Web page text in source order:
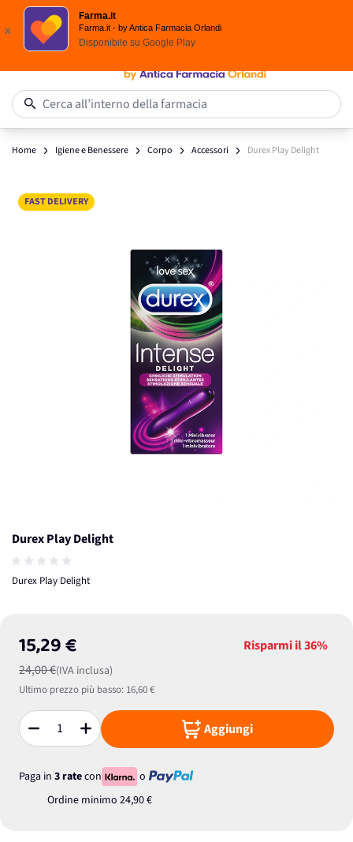
Spedizione
x
Farma.it
Farma.it - by Antica Farmacia Orlandi
Disponibile su Google Play
Salta al contenuto
Cerca all’interno della farmacia
Home Igiene e Benessere Corpo Accessori Durex Play Delight
FAST DELIVERY
Main image
Click to view image in fullscreen
Durex Play Delight
Durex Play Delight
15,29 €
24,00 €(IVA inclusa)
Risparmi il36%
Ultimo prezzo più basso: 16,60 €
Quantità Aggiungi
Paga in 3 ratecon
o
Ordine minimo 24,90 €